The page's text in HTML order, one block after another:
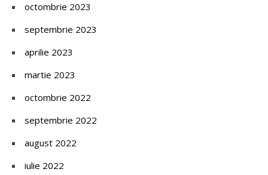
octombrie 2023
septembrie 2023
aprilie 2023
martie 2023
octombrie 2022
septembrie 2022
august 2022
iulie 2022